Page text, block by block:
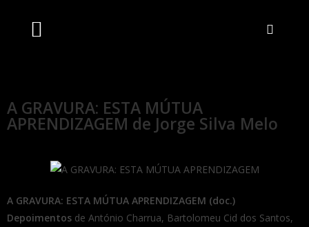
A GRAVURA: ESTA MÚTUA
APRENDIZAGEM de Jorge Silva Melo
A GRAVURA: ESTA MÚTUA APRENDIZAGEM (doc.)
Depoimentos de António Charrua, Bartolomeu Cid dos Santos,